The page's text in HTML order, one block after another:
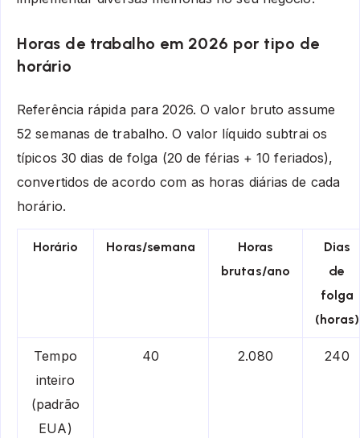
Horas de trabalho em 2026 por tipo de
horário
Referência rápida para 2026. O valor bruto assume
52 semanas de trabalho. O valor líquido subtrai os
típicos 30 dias de folga (20 de férias + 10 feriados),
convertidos de acordo com as horas diárias de cada
horário.
Horário Horas/semana
Horas
brutas/ano
Dias
de
folga
(horas)
Tempo
inteiro
(padrão
EUA)
40 2.080 240